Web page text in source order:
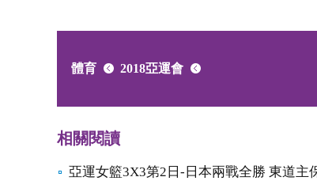
體育 2018亞運會
相關閱讀
亞運女籃3X3第2日-日本兩戰全勝 東道主